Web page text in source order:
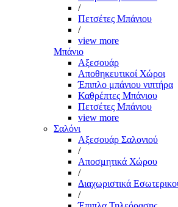
/
Πετσέτες Μπάνιου
/
view more
Μπάνιο
Αξεσουάρ
Αποθηκευτικοί Χώροι
Έπιπλο μπάνιου νιπτήρα
Καθρέπτες Μπάνιου
Πετσέτες Μπάνιου
view more
Σαλόνι
Αξεσουάρ Σαλονιού
/
Αποσμητικά Χώρου
/
Διαχωριστικά
/